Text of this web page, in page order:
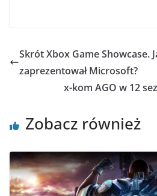
Skrót Xbox Game Showcase.
zaprezentował Microsoft?
x-kom AGO w 12
Zobacz również